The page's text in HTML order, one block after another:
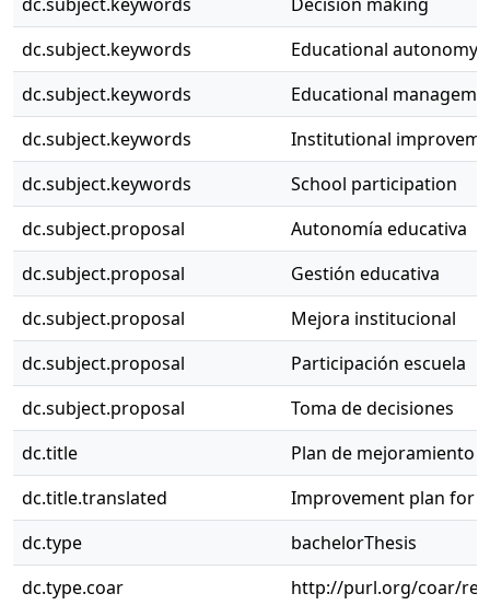
dc.subject.keywords
Educational autonomy
dc.subject.keywords
Educational
dc.subject.keywords
Institutional
dc.subject.keywords
School participation
dc.subject.proposal
Autonomía educativa
dc.subject.proposal
Gestión educativa
dc.subject.proposal
Mejora institucional
dc.subject.proposal
Participación escuela
dc.subject.proposal
Toma de decisiones
dc.title
Plan de mejoramiento
dc.title.translated
Improvement plan for
dc.type
bachelorThesis
dc.type.coar
http://purl.org/coar/